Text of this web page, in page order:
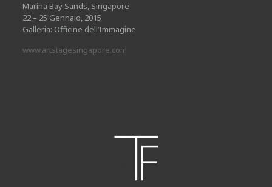
Marina Bay Sands, Singapore
22 – 25 Gennaio, 2015
Galleria: Officine dell’Immagine
www.artstagesingapore.com